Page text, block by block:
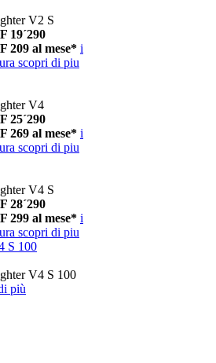
V2 S
19´290
209 al mese* i
scopri di piu
V4
25´290
269 al mese* i
scopri di piu
V4 S
28´290
299 al mese* i
scopri di piu
S 100
V4 S 100
più